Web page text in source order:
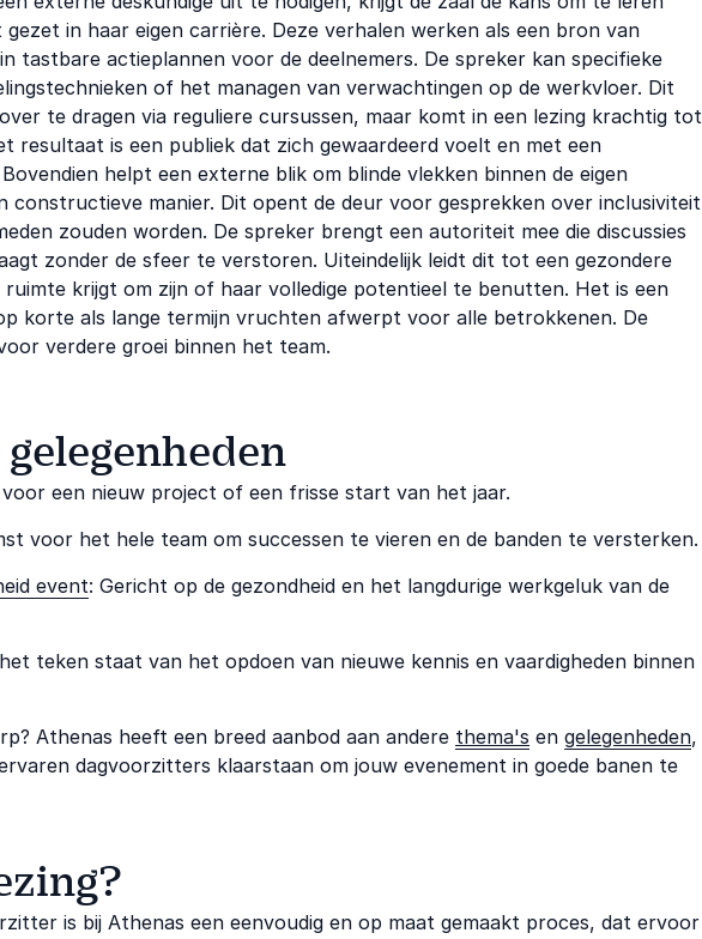
in haar eigen carrière. Deze verhalen werken als een bron van
tastbare actieplannen voor de deelnemers. De spreker kan specifieke
of het managen van verwachtingen op de werkvloer. Dit
te dragen via reguliere cursussen, maar komt in een lezing krachtig tot
resultaat is een publiek dat zich gewaardeerd voelt en met een
helpt een externe blik om blinde vlekken binnen de eigen
constructieve manier. Dit opent de deur voor gesprekken over inclusiviteit
zouden worden. De spreker brengt een autoriteit mee die discussies
zonder de sfeer te verstoren. Uiteindelijk leidt dit tot een gezondere
krijgt om zijn of haar volledige potentieel te benutten. Het is een
korte als lange termijn vruchten afwerpt voor alle betrokkenen. De
verdere groei binnen het team.
een nieuw project of een frisse start van het jaar.
voor het hele team om successen te vieren en de banden te versterken.
event: Gericht op de gezondheid en het langdurige werkgeluk van de
teken staat van het opdoen van nieuwe kennis en vaardigheden binnen
Athenas heeft een breed aanbod aan andere thema's en gelegenheden,
dagvoorzitters klaarstaan om jouw evenement in goede banen te
is bij Athenas een eenvoudig en op maat gemaakt proces, dat ervoor